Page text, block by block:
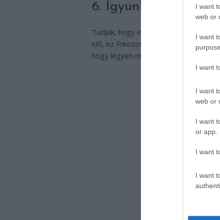
I want
web or
I want
I want
I want
web or
I want
or app.
I want
I want
6. Igyunk sok vizet,
Tudjuk, hogy idős korban hajlamosak
idő, ez fokozottan fontos.
hogy legyen meg a napi 9 pohár víz!